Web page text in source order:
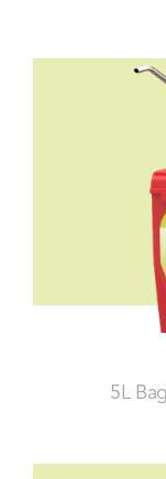
5L